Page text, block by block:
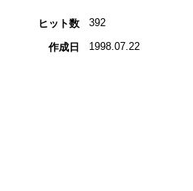
ヒット数 392
作成日 1998.07.22